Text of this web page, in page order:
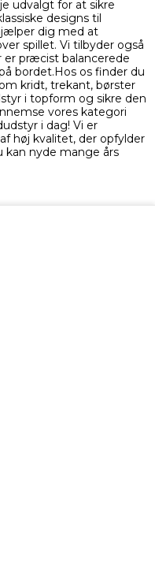
udvalgt for at sikre
designs til
dig med at
spillet. Vi tilbyder også
er præcist balancerede
bordet.Hos os finder du
kridt, trekant, børster
i topform og sikre den
vores kategori
i dag! Vi er
høj kvalitet, der opfylder
kan nyde mange års